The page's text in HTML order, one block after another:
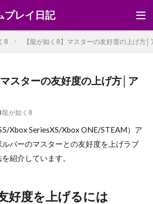
プレイ日記
8 【龍が如く8】マスターの友好度の上げ方
マスターの友好度の上げ方│ア
龍が如く8
Xbox SeriesXS/Xbox ONE/STEAM）ア
バーのマスターとの友好度を上げラブ
紹介しています。
好度を上げるには